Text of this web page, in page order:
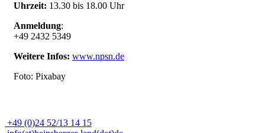
Uhrzeit: 13.30 bis 18.00 Uhr
Anmeldung:
+49 2432 5349
Weitere Infos: www.npsn.de
Foto: Pixabay
+49 (0)24 52/13 14 15